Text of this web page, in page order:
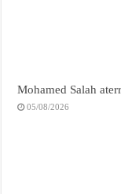
Mohamed Salah
05/08/2026